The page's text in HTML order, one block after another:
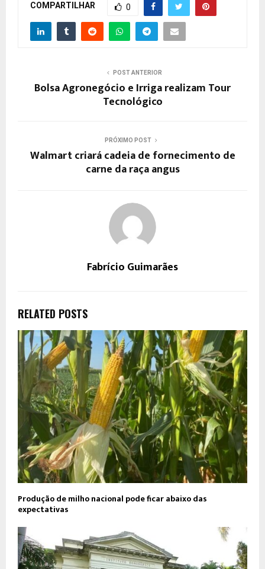
COMPARTILHAR 0
POST ANTERIOR
Bolsa Agronegócio e Irriga realizam Tour
Tecnológico
PRÓXIMO POST
Walmart criará cadeia de fornecimento de
carne da raça angus
Fabrício Guimarães
RELATED POSTS
Produção de milho nacional pode ficar abaixo das
expectativas